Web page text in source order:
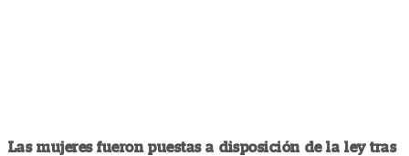
Las mujeres fueron puestas a disposición de la ley tras